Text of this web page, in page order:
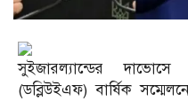
সুইজারল্যান্ডের
(ডব্লিউইএফ) বার্ষিক